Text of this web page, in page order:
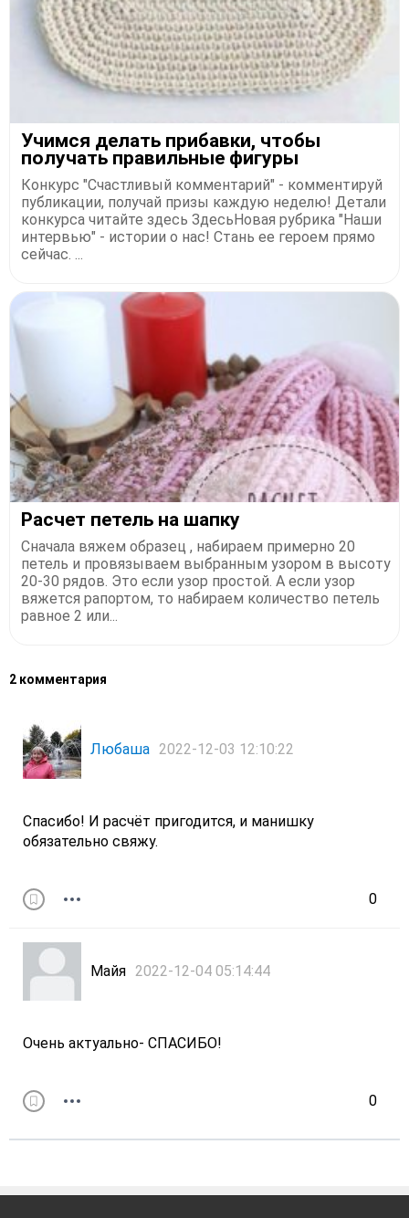
Учимся делать прибавки, чтобы
получать правильные фигуры
Конкурс "Счастливый комментарий" - комментируй
публикации, получай призы каждую неделю! Детали
конкурса читайте здесь ЗдесьНовая рубрика "Наши
интервью" - истории о нас! Стань ее героем прямо
сейчас. ...
Расчет петель на шапку
Сначала вяжем образец , набираем примерно 20
петель и провязываем выбранным узором в высоту
20-30 рядов. Это если узор простой. А если узор
вяжется рапортом, то набираем количество петель
равное 2 или...
2 комментария
Любаша 2022-12-03 12:10:22
0
Спасибо! И расчёт пригодится, и манишку
обязательно свяжу.
Майя 2022-12-04 05:14:44
0
Очень актуально- СПАСИБО!